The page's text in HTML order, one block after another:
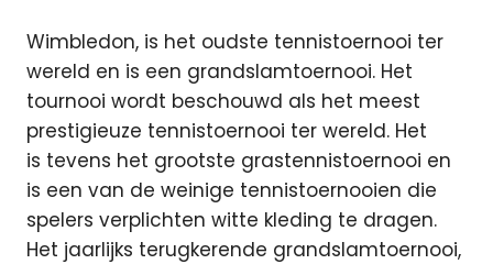
Wimbledon, is het oudste tennistoernooi ter
wereld en is een grandslamtoernooi. Het
tournooi wordt beschouwd als het meest
prestigieuze tennistoernooi ter wereld. Het
is tevens het grootste grastennistoernooi en
is een van de weinige tennistoernooien die
spelers verplichten witte kleding te dragen.
Het jaarlijks terugkerende grandslamtoernooi,